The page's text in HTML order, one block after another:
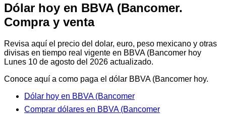
Dólar hoy en BBVA (Bancomer.
Compra y venta
Revisa aquí el precio del dolar, euro, peso mexicano y otras
divisas en tiempo real vigente en BBVA (Bancomer hoy
Lunes 10 de agosto del 2026 actualizado.
Conoce aquí a como paga el dólar BBVA (Bancomer hoy.
Dólar hoy en BBVA (Bancomer
Comprar dólares en BBVA (Bancomer